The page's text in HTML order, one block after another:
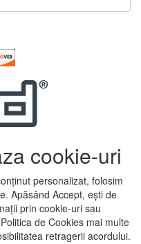
cookie-uri
personalizat, folosim
Apăsând Accept, ești de
prin cookie-uri sau
de Cookies mai multe
retragerii acordului.